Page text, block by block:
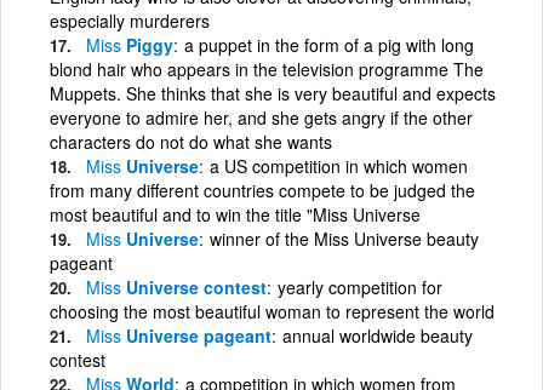
especially murderers
Miss Piggy a puppet in the form of a pig with long
blond hair who appears in the television programme The
Muppets. She thinks that she is very beautiful and expects
everyone to admire her, and she gets angry if the other
characters do not do what she wants
Miss Universe a US competition in which women
from many different countries compete to be judged the
most beautiful and to win the title "Miss Universe
Miss Universe winner of the Miss Universe beauty
pageant
Miss Universe contest yearly competition for
choosing the most beautiful woman to represent the world
Miss Universe pageant annual worldwide beauty
contest
Miss World a competition in which women from